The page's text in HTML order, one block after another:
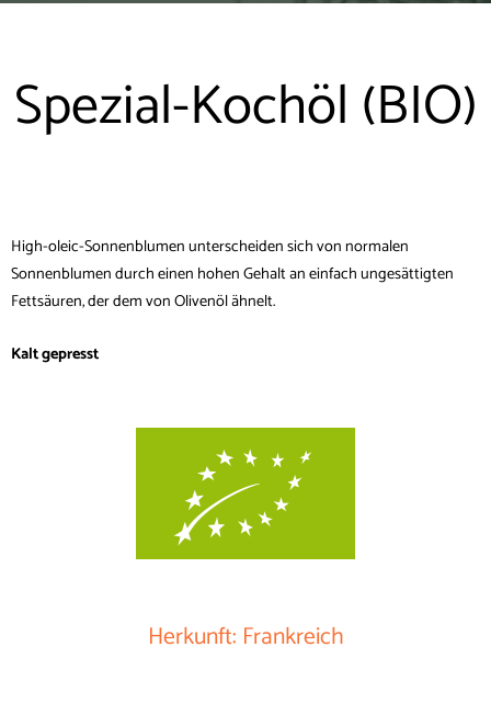
Spezial-Kochöl (BIO)
High-oleic-Sonnenblumen unterscheiden sich von normalen
Sonnenblumen durch einen hohen Gehalt an einfach ungesättigten
Fettsäuren, der dem von Olivenöl ähnelt.
Kalt gepresst
Herkunft: Frankreich